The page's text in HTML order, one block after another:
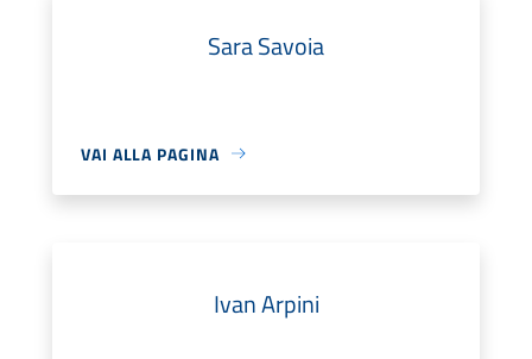
Sara Savoia
VAI ALLA PAGINA
Ivan Arpini